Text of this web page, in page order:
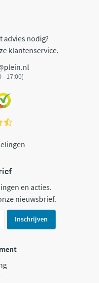
advies nodig?
klantenservice.
17:00)
en acties.
nieuwsbrief.
Inschrijven